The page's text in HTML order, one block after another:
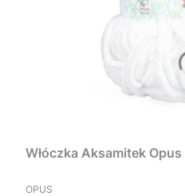
Włóczka Aksamitek
PRODUCENT
OPUS